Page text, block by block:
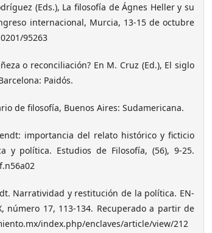
(Eds.), La filosofía de Ágnes Heller y su
internacional, Murcia, 13-15 de octubre
95263
o reconciliación? En M. Cruz (Ed.), El siglo
Paidós.
de filosofía, Buenos Aires: Sudamericana.
importancia del relato histórico y ficticio
y política. Estudios de Filosofía, (56), 9-25.
Narratividad y restitución de la política. EN-
número 17, 113-134. Recuperado a partir de
index.php/enclaves/article/view/212